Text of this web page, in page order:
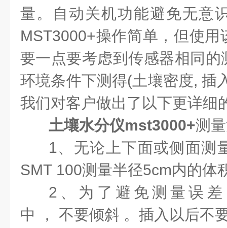
量。自动关机功能避免无意
MST3000+操作简单，但使
要一点要考虑到传感器相同
环境条件下测得(土壤密度, 插
我们对客户做出了以下更详细
土壤水分仪mst3000+测
1、无论上下面或侧面测
SMT 100测量半径5cm内的体
2、为了避免测量误
中 ， 不要倾斜 。插入以后不